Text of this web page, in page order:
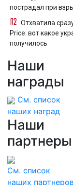
пострадал при
Отхватила
Price: вот какое
получилось
Наши
награды
См. список
наших наград
Наши
партнеры
См. список
наших